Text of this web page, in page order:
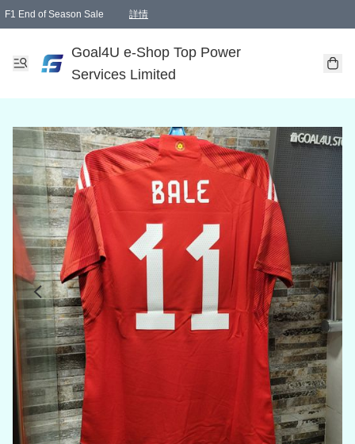
F1 End of Season Sale 詳情
Goal4U e-Shop Top Power
Services Limited